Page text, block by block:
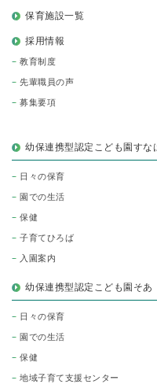
保育施設一覧
採用情報
教育制度
先輩職員の声
募集要項
幼保連携型認定こども園す
日々の保育
園での生活
保健
子育てひろば
入園案内
幼保連携型認定こども園そあ
日々の保育
園での生活
保健
地域子育て支援センター